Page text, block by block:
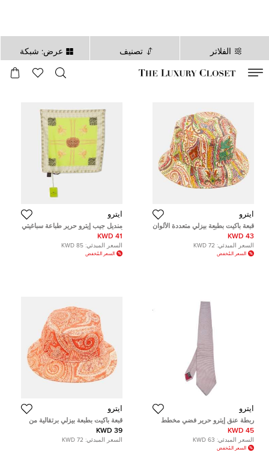
الفلاتر تصنيف عرض: شبكة
ثانية
ايترو
قبعة باكيت بطبعة بيزلي متعددة الألوان
كبيرة/كبيرة جداً من إيترو مصنوع من
القماش
43 KWD
السعر المبدئي: 72 KWD
السعر المُخفض
ايترو
منديل جيب إيترو حرير طباعة سباغيتي
أخضر نيون
41 KWD
السعر المبدئي: 85 KWD
السعر المُخفض
ايترو
ربطة عنق إيترو حرير فضي مخطط
45 KWD
السعر المبدئي: 63 KWD
السعر المُخفض
ايترو
قبعة باكيت بطبعة بيزلي برتقالية من
إيترو مصنوع من القماش
39 KWD
السعر المبدئي: 72 KWD